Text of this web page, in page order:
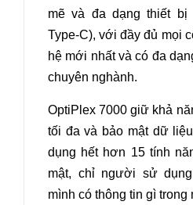
mẽ và đa dạng thiết bị
Type-C), với đầy đủ mọi
hệ mới nhất và có đa
chuyên nghành.
OptiPlex 7000 giữ khả
tối đa và bảo mật dữ
dụng hết hơn 15 tính
mật, chỉ người sử
mình có thông tin gì trong